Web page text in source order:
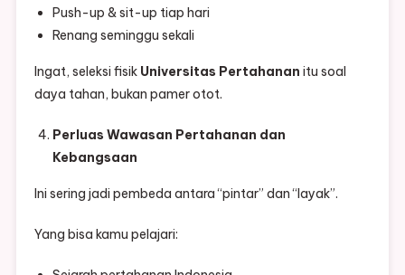
Push-up & sit-up tiap hari
Renang seminggu sekali
Ingat, seleksi fisik Universitas Pertahanan itu soal
daya tahan, bukan pamer otot.
Perluas Wawasan Pertahanan dan
Kebangsaan
Ini sering jadi pembeda antara “pintar” dan “layak”.
Yang bisa kamu pelajari: